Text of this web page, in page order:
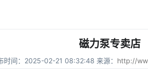
磁力泵专卖店
时间：2025-02-21 08:32:48 来源： http://